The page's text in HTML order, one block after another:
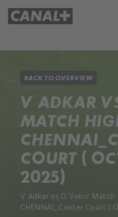
BACK TO OVERVIEW
V ADKAR
MATCH
COURT (
2025)
V Adkar vs D Vekic
CHENNAI_Center Court (